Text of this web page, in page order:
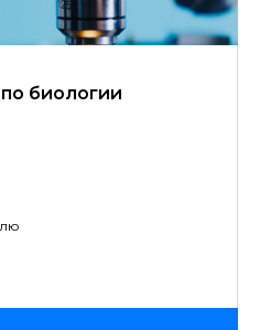
биологии